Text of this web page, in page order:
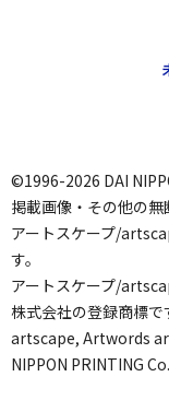
©1996-2026 DAI
掲載画像・その他の無
アートスケープ/
す。
アートスケープ/
株式会社の登録商標で
artscape, Artwords
NIPPON PRINTING